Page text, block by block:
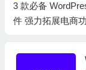
3 款必备
件 强力拓展电商